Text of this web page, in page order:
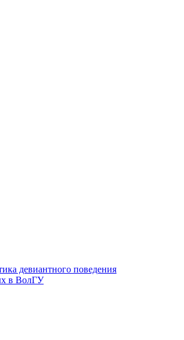
девиантного поведения
в ВолГУ